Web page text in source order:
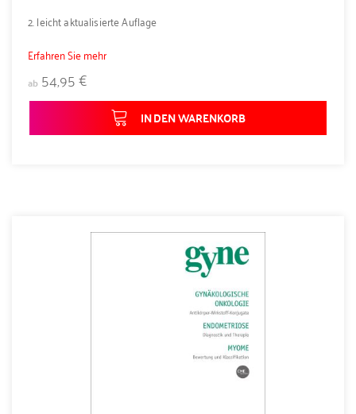
2. leicht aktualisierte Auflage
Erfahren Sie mehr
ab 54,95 €
IN DEN WARENKORB